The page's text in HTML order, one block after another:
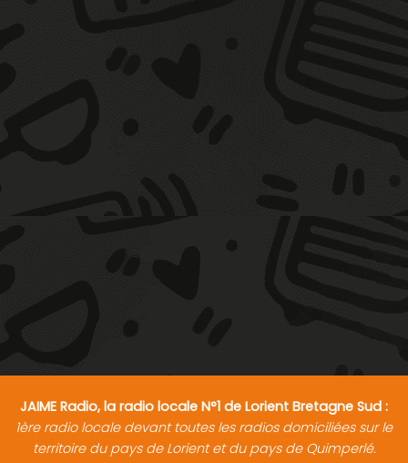
JAIME Radio, la radio locale N°1 de Lorient Bretagne Sud :
1ère radio locale devant toutes les radios domiciliées sur le
territoire du pays de Lorient et du pays de Quimperlé.